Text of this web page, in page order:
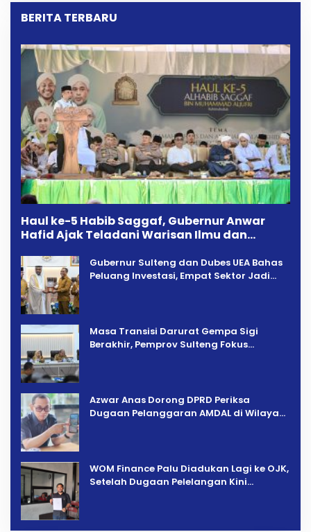
BERITA TERBARU
Haul ke-5 Habib Saggaf, Gubernur Anwar
Hafid Ajak Teladani Warisan Ilmu dan
Gubernur Sulteng dan Dubes UEA Bahas
Peluang Investasi, Empat Sektor Jadi
Masa Transisi Darurat Gempa Sigi
Berakhir, Pemprov Sulteng Fokus
Azwar Anas Dorong DPRD Periksa
Dugaan Pelanggaran AMDAL di Wilayah
‎WOM Finance Palu Diadukan Lagi ke OJK,
Setelah Dugaan Pelelangan Kini